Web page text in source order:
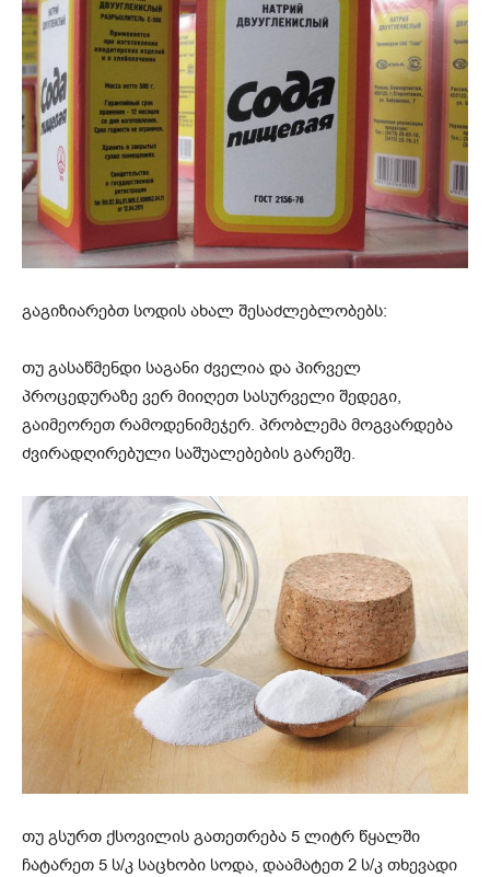
გაგიზიარებთ სოდის ახალ შესაძლებლობებს:
თუ გასაწმენდი საგანი ძველია და პირველ
პროცედურაზე ვერ მიიღეთ სასურველი შედეგი,
გაიმეორეთ რამოდენიმეჯერ. პრობლემა მოგვარდება
ძვირადღირებული საშუალებების გარეშე.
თუ გსურთ ქსოვილის გათეთრება 5 ლიტრ წყალში
ჩატარეთ 5 ს/კ საცხობი სოდა, დაამატეთ 2 ს/კ თხევადი